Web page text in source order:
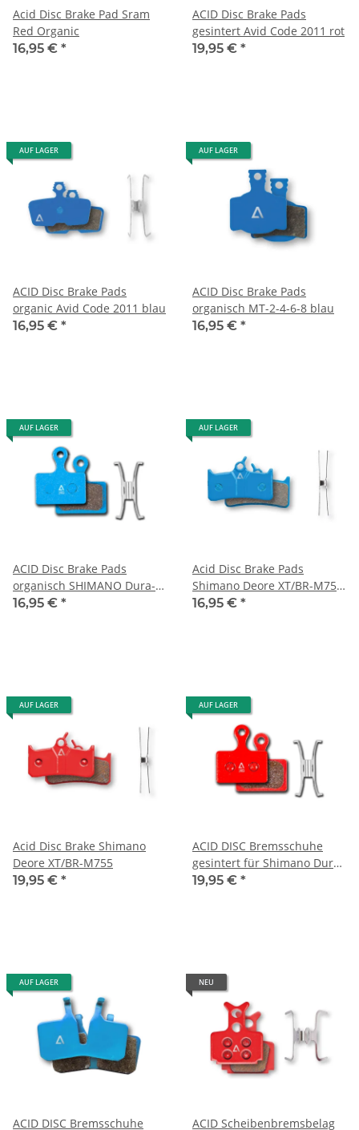
Acid Disc Brake Pad Sram
Red Organic
16,95 € *
ACID Disc Brake Pads
gesintert Avid Code 2011 rot
19,95 € *
AUF LAGER
ACID Disc Brake Pads
organic Avid Code 2011 blau
16,95 € *
AUF LAGER
ACID Disc Brake Pads
organisch MT-2-4-6-8 blau
16,95 € *
AUF LAGER
ACID Disc Brake Pads
organisch SHIMANO Dura-
Ace, Ultegra, 105, Tiagra,
16,95 € *
AUF LAGER
Acid Disc Brake Pads
Shimano Deore XT/BR-M755
Organic
16,95 € *
AUF LAGER
Acid Disc Brake Shimano
Deore XT/BR-M755
19,95 € *
AUF LAGER
ACID DISC Bremsschuhe
gesintert für Shimano Dura-
Ace, Ultegra, 105, Tiagra,GRX
19,95 € *
AUF LAGER
ACID DISC Bremsschuhe
NEU
ACID Scheibenbremsbelag